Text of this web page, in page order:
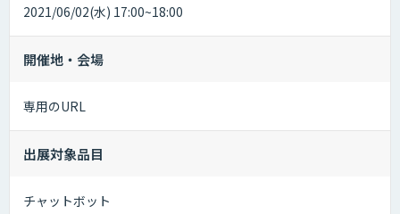
2021/06/02(水) 17:00~18:00
開催地・会場
専用のURL
出展対象品目
チャットボット